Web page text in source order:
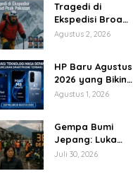
Tragedi di
Ekspedisi Broad
Peak Pakistan
Agustus 2, 2026
HP Baru Agustus
2026 yang Bikin
Indonesia Heboh
Agustus 1, 2026
Gempa Bumi
Jepang: Luka
Fisik, Guncangan
Juli 30, 2026